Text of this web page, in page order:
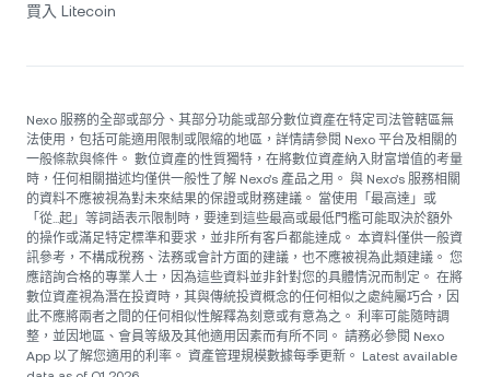
買入 Litecoin
Nexo 服務的全部或部分、其部分功能或部分數位資產在特定司法管轄區無
法使用，包括可能適用限制或限縮的地區，詳情請參閱 Nexo 平台及相關的
一般條款與條件。 數位資產的性質獨特，在將數位資產納入財富增值的考量
時，任何相關描述均僅供一般性了解 Nexo’s 產品之用。 與 Nexo’s 服務相關
的資料不應被視為對未來結果的保證或財務建議。 當使用「最高達」或
「從...起」等詞語表示限制時，要達到這些最高或最低門檻可能取決於額外
的操作或滿足特定標準和要求，並非所有客戶都能達成。 本資料僅供一般資
訊參考，不構成稅務、法務或會計方面的建議，也不應被視為此類建議。 您
應諮詢合格的專業人士，因為這些資料並非針對您的具體情況而制定。 在將
數位資產視為潛在投資時，其與傳統投資概念的任何相似之處純屬巧合，因
此不應將兩者之間的任何相似性解釋為刻意或有意為之。 利率可能隨時調
整，並因地區、會員等級及其他適用因素而有所不同。 請務必參閱 Nexo
App 以了解您適用的利率。 資產管理規模數據每季更新。 Latest available